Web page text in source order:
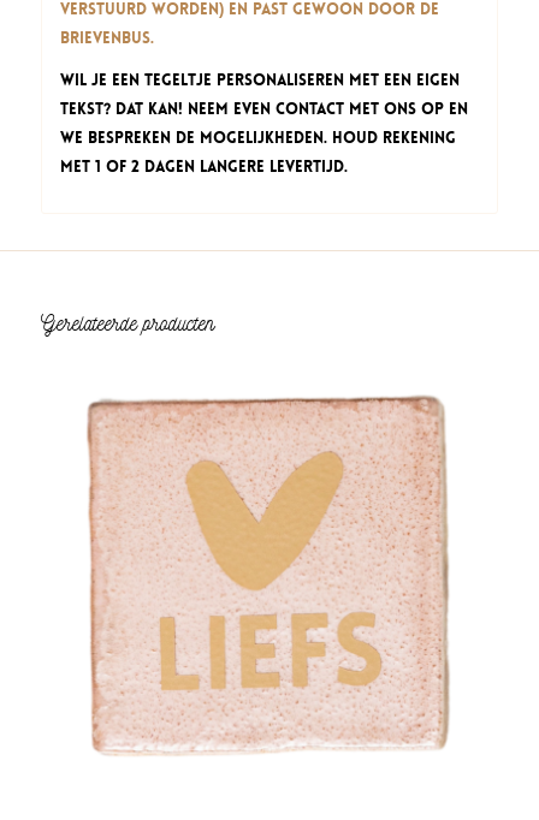
verstuurd worden) en past gewoon door de
brievenbus.
Wil je een tegeltje personaliseren met een eigen
tekst? Dat kan! Neem even contact met ons op en
we bespreken de mogelijkheden. Houd rekening
met 1 of 2 dagen langere levertijd.
Gerelateerde producten